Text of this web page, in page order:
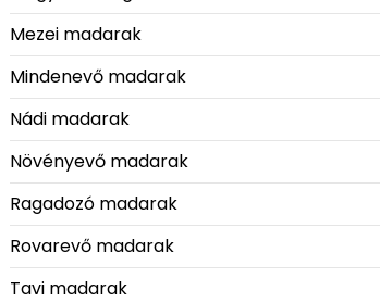
Mezei madarak
Mindenevő madarak
Nádi madarak
Növényevő madarak
Ragadozó madarak
Rovarevő madarak
Tavi madarak